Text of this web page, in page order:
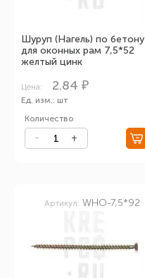
Шуруп (Нагель) по бетону
для оконных рам 7,5*52
желтый цинк
Цена: 2.84 ₽
Ед. изм.: шт
Количество
Артикул: WHO-7,5*92